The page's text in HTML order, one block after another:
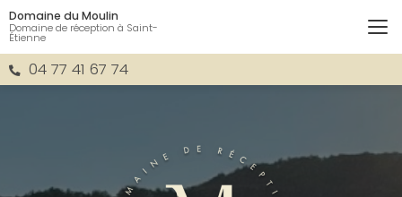
Aller
au
contenu
principal04 77 41 67 74
Domaine du Moulin
Domaine de réception à Saint-
Étienne